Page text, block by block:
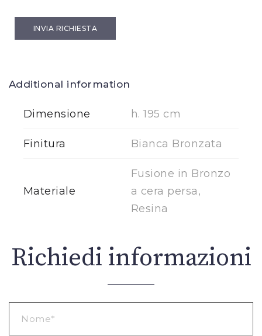
INVIA RICHIESTA
Additional information
Dimensione h. 195 cm
Finitura Bianca Bronzata
Materiale
Fusione in Bronzo
a cera persa,
Resina
Richiedi informazioni